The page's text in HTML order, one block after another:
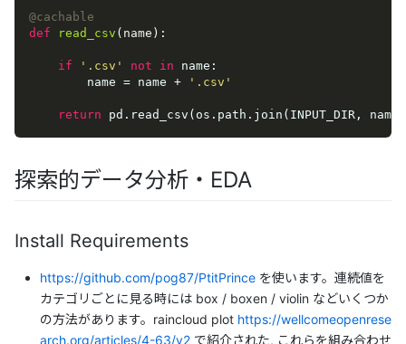
@cachable
def
read_csv ( name ):
if '.csv' not in name:
        name = name +
'.csv'
return pd.read_csv(os.path.join(INPUT_DIR,
探索的データ分析・EDA
Install Requirements
https://github.com/pog87/PtitPrince を使います。連続値を
カテゴリごとに見る時には box / boxen / violin などいくつか
の方法があります。raincloud plot https://wellcomeopenrese
arch.org/articles/4-63/v2 で紹介された, これらを組み合わせ